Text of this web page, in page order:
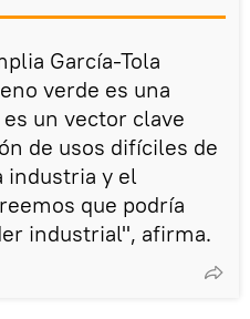
García-Tola
verde es una
un vector clave
de usos difíciles de
industria y el
que podría
industrial", afirma.